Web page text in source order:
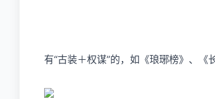
有“古装＋权谋”的，如《琅琊榜》、